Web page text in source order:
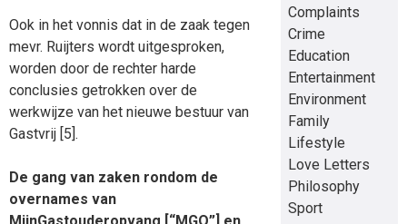
Ook in het vonnis dat in de zaak tegen
mevr. Ruijters wordt uitgesproken,
worden door de rechter harde
conclusies getrokken over de
werkwijze van het nieuwe bestuur van
Gastvrij [5].
De gang van zaken rondom de
overnames van
Complaints
Crime
Education
Entertainment
Environment
Family
Lifestyle
Love Letters
Philosophy
Sport